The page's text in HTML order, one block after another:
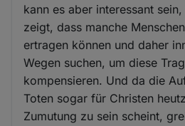
kann es aber interessant
zeigt, dass manche
ertragen können und daher
Wegen suchen, um diese
kompensieren. Und da die
Toten sogar für Christen
Zumutung zu sein scheint,